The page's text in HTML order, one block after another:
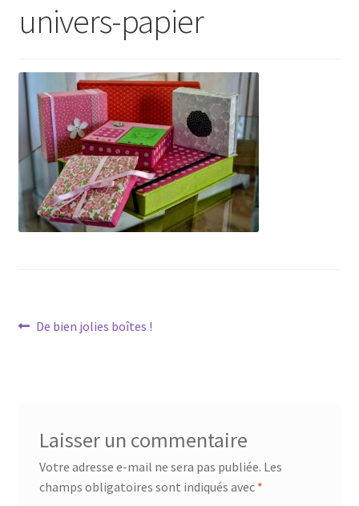
univers-papier
Navigation
Article
De bien jolies boîtes !
Laisser un commentaire
Votre adresse e-mail ne sera pas publiée. Les
champs obligatoires sont indiqués avec *